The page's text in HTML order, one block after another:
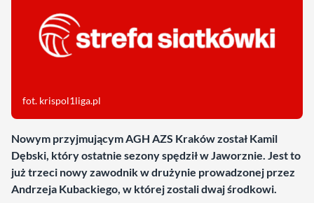
fot. krispol1liga.pl
Nowym przyjmującym AGH AZS Kraków został Kamil
Dębski, który ostatnie sezony spędził w Jaworznie. Jest to
już trzeci nowy zawodnik w drużynie prowadzonej przez
Andrzeja Kubackiego, w której zostali dwaj środkowi.